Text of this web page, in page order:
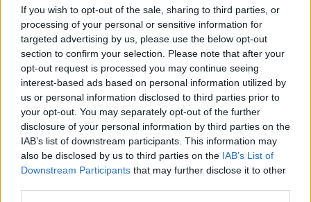
If you wish to opt-out of the sale, sharing to third parties, or
processing of your personal or sensitive information for
targeted advertising by us, please use the below opt-out
section to confirm your selection. Please note that after your
opt-out request is processed you may continue seeing
interest-based ads based on personal information utilized by
us or personal information disclosed to third parties prior to
your opt-out. You may separately opt-out of the further
disclosure of your personal information by third parties on the
IAB’s list of downstream participants. This information may
also be disclosed by us to third parties on the IAB’s List of
Downstream Participants that may further disclose it to other
ΔΕΙΤΕ ΕΠΙΣΗΣ
ΣΤΗΝ ΙΔΙΑ ΚΑΤΗΓΟΡΙΑ
Δεκαπενταύγουστος: Πώς
αμείβεται η εργασία την αργία
στον ιδιωτικό τομέα
ΣΉΜΕΡΑ